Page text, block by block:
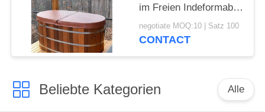
im Freien Indeformable
Kern umfasst heiße
Wannen-Abdeckungen
negotiate MOQ:10 | Satz 100
CONTACT
Beliebte Kategorien Alle